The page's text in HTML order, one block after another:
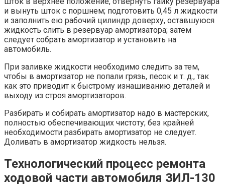
и вынуть шток с поршнем; подготовить 0,45 л жидкости
и заполнить ею рабочий цилиндр доверху, оставшуюся
жидкость слить в резервуар амортизатора; затем
следует собрать амортизатор и установить на
автомобиль.
При заливке жидкости необходимо следить за тем,
чтобы в амортизатор не попали грязь, песок и т. д., так
как это приводит к быстрому изнашиванию деталей и
выходу из строя амортизаторов.
Разбирать и собирать амортизатор надо в мастерских,
полностью обеспечивающих чистоту; без крайней
необходимости разбирать амортизатор не следует.
Доливать в амортизатор жидкость нельзя.
Технологический процесс ремонта
ходовой части автомобиля ЗИЛ-130